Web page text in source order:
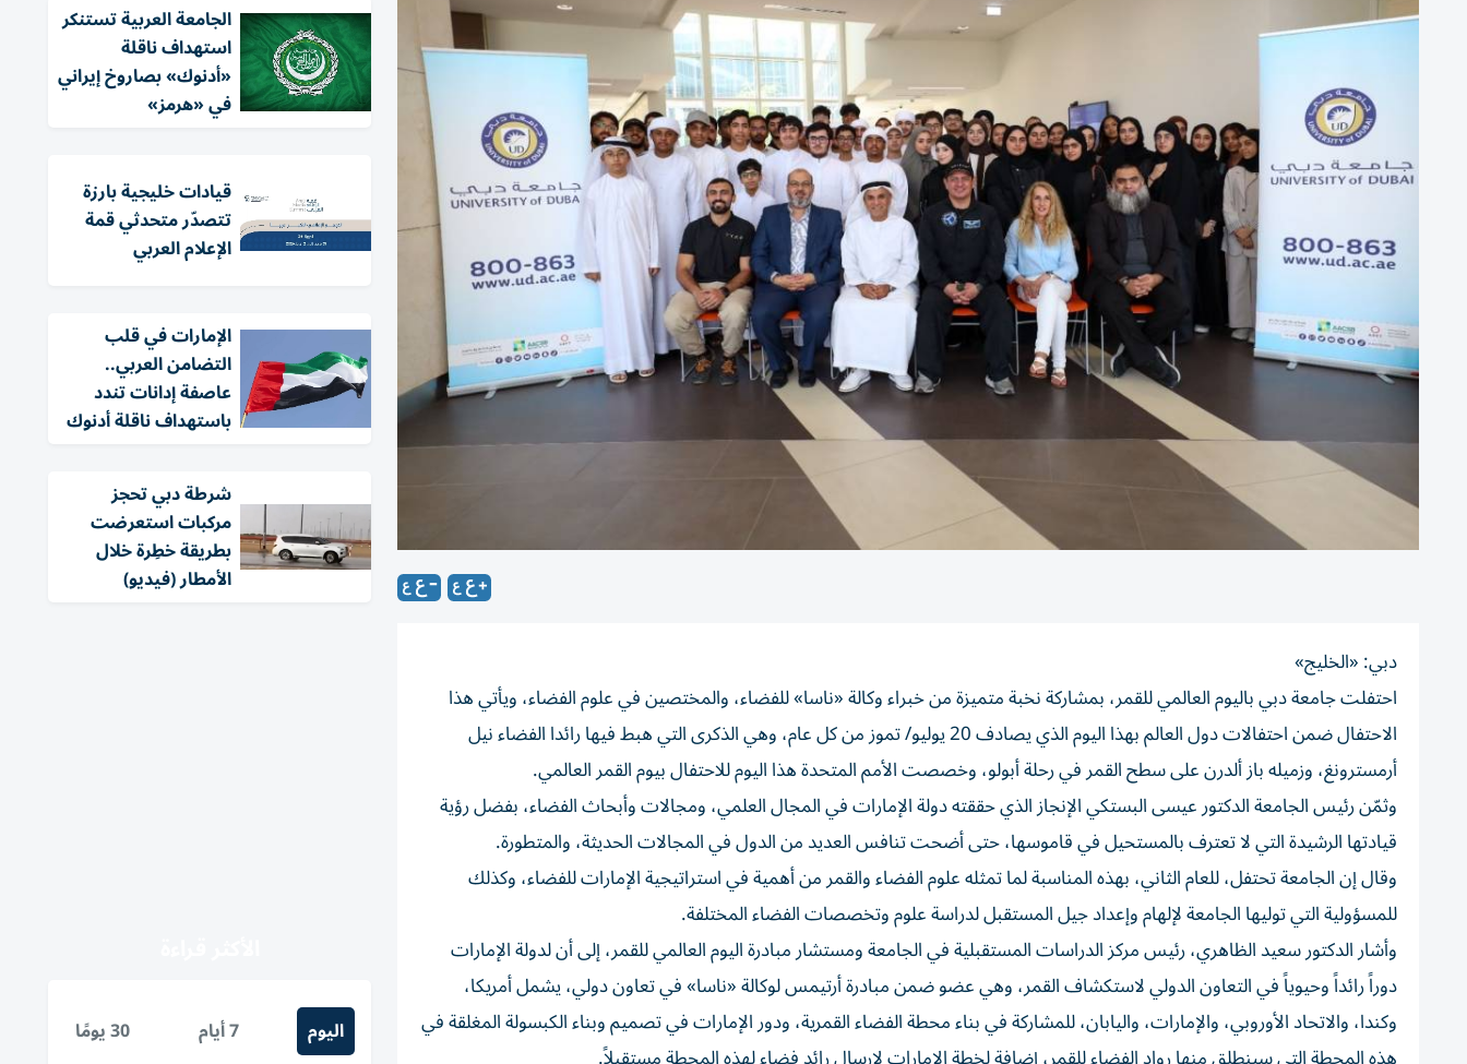
دبي: «الخليج»
احتفلت جامعة دبي باليوم العالمي للقمر، بمشاركة نخبة متميزة من خبراء وكالة «ناسا» للفضاء، والمختصين في علوم الفضاء، ويأتي هذا
الاحتفال ضمن احتفالات دول العالم بهذا اليوم الذي يصادف 20 يوليو/ تموز من كل عام، وهي الذكرى التي هبط فيها رائدا الفضاء نيل
أرمسترونغ، وزميله باز ألدرن على سطح القمر في رحلة أبولو، وخصصت الأمم المتحدة هذا اليوم للاحتفال بيوم القمر العالمي.
وثمّن رئيس الجامعة الدكتور عيسى البستكي الإنجاز الذي حققته دولة الإمارات في المجال العلمي، ومجالات وأبحاث الفضاء، بفضل رؤية
قيادتها الرشيدة التي لا تعترف بالمستحيل في قاموسها، حتى أضحت تنافس العديد من الدول في المجالات الحديثة، والمتطورة.
وقال إن الجامعة تحتفل، للعام الثاني، بهذه المناسبة لما تمثله علوم الفضاء والقمر من أهمية في استراتيجية الإمارات للفضاء، وكذلك
للمسؤولية التي توليها الجامعة لإلهام وإعداد جيل المستقبل لدراسة علوم وتخصصات الفضاء المختلفة.
وأشار الدكتور سعيد الظاهري، رئيس مركز الدراسات المستقبلية في الجامعة ومستشار مبادرة اليوم العالمي للقمر، إلى أن لدولة الإمارات
دوراً رائداً وحيوياً في التعاون الدولي لاستكشاف القمر، وهي عضو ضمن مبادرة أرتيمس لوكالة «ناسا» في تعاون دولي، يشمل أمريكا،
وكندا، والاتحاد الأوروبي، والإمارات، واليابان، للمشاركة في بناء محطة الفضاء القمرية، ودور الإمارات في تصميم وبناء الكبسولة المغلقة في
الجامعة العربية تستنكر
استهداف ناقلة
«أدنوك» بصاروخ إيراني
في «هرمز»
قيادات خليجية بارزة
تتصدّر متحدثي قمة
الإعلام العربي
الإمارات في قلب
التضامن العربي..
عاصفة إدانات تندد
باستهداف ناقلة أدنوك
شرطة دبي تحجز
مركبات استعرضت
بطريقة خطِرة خلال
الأمطار (فيديو)
اليوم 7 أيام 30 يومًا